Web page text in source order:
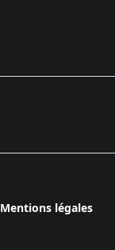
Mentions légales